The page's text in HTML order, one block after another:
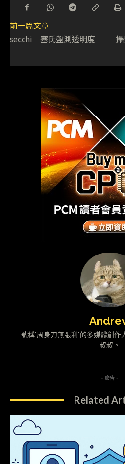
前一篇文章
secchi 塞氏盤測透明度
號稱"周身刀無張利"的多媒體創作
叔叔。
- 廣告 -
Related